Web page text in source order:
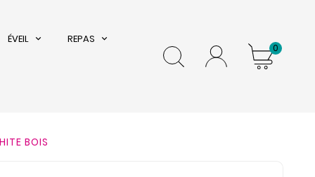
ÉVEIL REPAS
0
BOIS